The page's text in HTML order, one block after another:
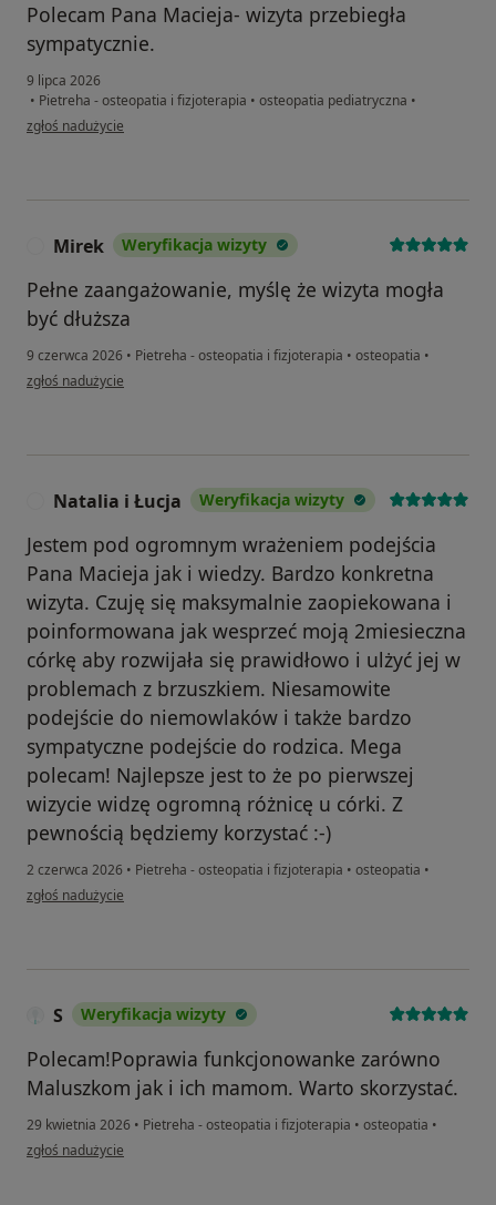
Polecam Pana Macieja- wizyta przebiegła
sympatycznie.
9 lipca 2026
• Pietreha - osteopatia i fizjoterapia • osteopatia pediatryczna •
w opinii użytkownika Magdalena
zgłoś nadużycie
Mirek Weryfikacja wizyty
Pełne zaangażowanie, myślę że wizyta mogła
być dłuższa
9 czerwca 2026 • Pietreha - osteopatia i fizjoterapia • osteopatia •
w opinii użytkownika Mirek
zgłoś nadużycie
Natalia i Łucja Weryfikacja wizyty
Jestem pod ogromnym wrażeniem podejścia
Pana Macieja jak i wiedzy. Bardzo konkretna
wizyta. Czuję się maksymalnie zaopiekowana i
poinformowana jak wesprzeć moją 2miesieczna
córkę aby rozwijała się prawidłowo i ulżyć jej w
problemach z brzuszkiem. Niesamowite
podejście do niemowlaków i także bardzo
sympatyczne podejście do rodzica. Mega
polecam! Najlepsze jest to że po pierwszej
wizycie widzę ogromną różnicę u córki. Z
pewnością będziemy korzystać :-)
2 czerwca 2026 • Pietreha - osteopatia i fizjoterapia • osteopatia •
w opinii użytkownika Natalia i Łucja
zgłoś nadużycie
S Weryfikacja wizyty
Polecam!Poprawia funkcjonowanke zarówno
Maluszkom jak i ich mamom. Warto skorzystać.
29 kwietnia 2026 • Pietreha - osteopatia i fizjoterapia • osteopatia •
w opinii użytkownika S
zgłoś nadużycie